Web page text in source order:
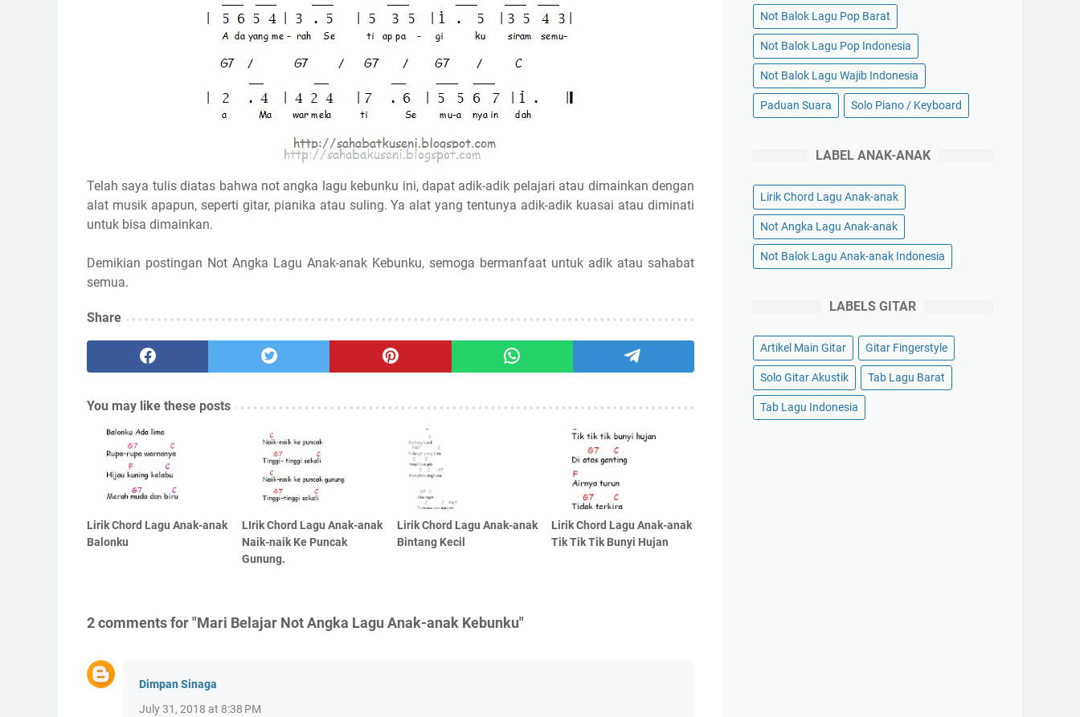
Telah saya tulis diatas bahwa not angka lagu kebunku ini, dapat adik-adik pelajari atau dimainkan dengan
alat musik apapun, seperti gitar, pianika atau suling. Ya alat yang tentunya adik-adik kuasai atau diminati
untuk bisa dimainkan.
Demikian postingan Not Angka Lagu Anak-anak Kebunku, semoga bermanfaat untuk adik atau sahabat
semua.
Share
You may like these posts
Lirik Chord Lagu Anak-anak
Balonku
LIrik Chord Lagu Anak-anak
Naik-naik Ke Puncak
Gunung.
Lirik Chord Lagu Anak-anak
Bintang Kecil
Lirik Chord Lagu Anak-anak
Tik Tik Tik Bunyi Hujan
2 comments for "Mari Belajar Not Angka Lagu Anak-anak Kebunku"
Dimpan Sinaga
July 31, 2018 at 8:38 PM
Not Balok Lagu Pop Barat
Not Balok Lagu Pop Indonesia
Not Balok Lagu Wajib Indonesia
Paduan Suara Solo Piano / Keyboard
LABEL ANAK-ANAK
Lirik Chord Lagu Anak-anak
Not Angka Lagu Anak-anak
Not Balok Lagu Anak-anak Indonesia
LABELS GITAR
Artikel Main Gitar Gitar Fingerstyle
Solo Gitar Akustik Tab Lagu Barat
Tab Lagu Indonesia